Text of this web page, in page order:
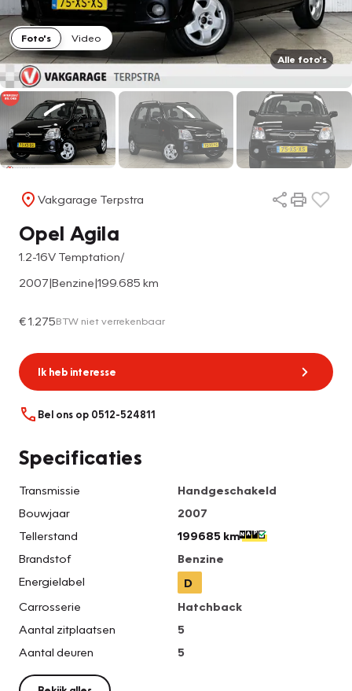
Foto's
Video
Alle foto's
Vakgarage Terpstra
Opel Agila
1.2-16V Temptation/
2007|Benzine|199.685 km
€ 1.275BTW niet verrekenbaar
Ik heb interesse
Bel ons op 0512-524811
Specificaties
Transmissie
Handgeschakeld
Bouwjaar
2007
Tellerstand
199685 km
Brandstof
Benzine
Energielabel
D
Carrosserie
Hatchback
Aantal zitplaatsen
5
Aantal deuren
5